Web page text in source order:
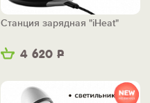
4 620 Р
Станция зарядная "iHeat"